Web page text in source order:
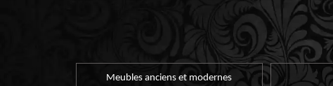
Meubles anciens et modernes